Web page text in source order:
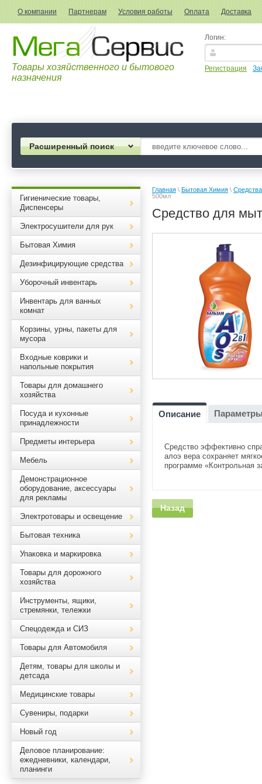
О компании Партнерам Условия работы Оплата Доставка
Товары хозяйственного и бытового
назначения
Логин:
Регистрация
Расширенный поиск
Гигиенические товары,
Диспенсеры
Электросушители для рук
Бытовая Химия
Дезинфицирующие средства
Уборочный инвентарь
Инвентарь для ванных
комнат
Корзины, урны, пакеты для
мусора
Входные коврики и
напольные покрытия
Товары для домашнего
хозяйства
Посуда и кухонные
принадлежности
Предметы интерьера
Мебель
Демонстрационное
оборудование, аксессуары
для рекламы
Электротовары и освещение
Бытовая техника
Упаковка и маркировка
Товары для дорожного
хозяйства
Инструменты, ящики,
стремянки, тележки
Спецодежда и СИЗ
Товары для Автомобиля
Детям, товары для школы и
детсада
Медицинские товары
Сувениры, подарки
Новый год
Деловое планирование:
ежедневники, календари,
планинги
Главная \ Бытовая Химия \
500мл
Средство для
Описание
Средство эффективно
алоэ вера сохраняет
программе «Контрольная
Назад